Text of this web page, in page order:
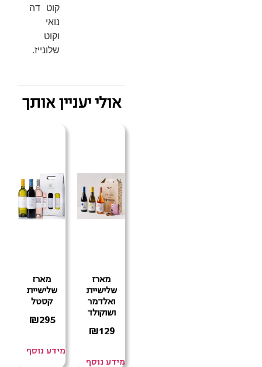
קוט דה
נואי
וקוט
שלונייז.
אולי יעניין אותך
מארז
שלישיית
ואלדמר
ושוקולד
₪129
מידע נוסף
מארז
שלישיית
קסטל
₪295
מידע נוסף